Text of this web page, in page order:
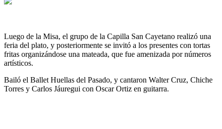
Luego de la Misa, el grupo de la Capilla San Cayetano realizó una
feria del plato, y posteriormente se invitó a los presentes con tortas
fritas organizándose una mateada, que fue amenizada por números
artísticos.
Bailó el Ballet Huellas del Pasado, y cantaron Walter Cruz, Chiche
Torres y Carlos Jáuregui con Oscar Ortiz en guitarra.